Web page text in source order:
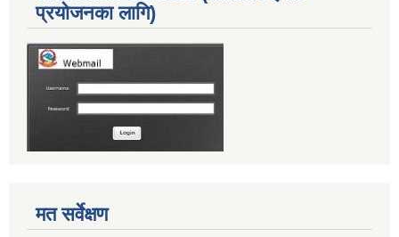
प्रयोजनका लागि)
मत सर्वेक्षण